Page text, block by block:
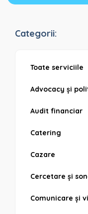
Categorii:
Toate serviciile
Advocacy și
Audit financiar
Catering
Cazare
Cercetare și
Comunicare și